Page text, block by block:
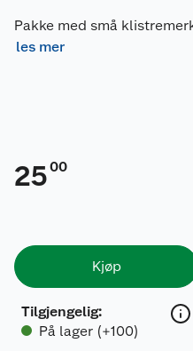
Pakke med små
les mer
2500
Kjøp
Tilgjengelig:
På lager (+100)